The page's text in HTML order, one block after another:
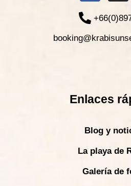
Enlaces
Blog y
La playa de
Galería de